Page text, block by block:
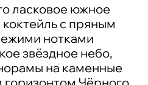
ласковое южное
с пряным
нотками
звёздное небо,
на каменные